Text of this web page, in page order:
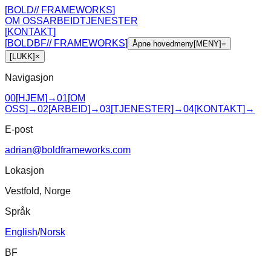
[BOLD// FRAMEWORKS]
OM OSSARBEIDTJENESTER
[KONTAKT]
[BOLDBF//FRAMEWORKS] Åpne hovedmeny[MENY]=
[LUKK] ×
Navigasjon
00[HJEM] →01[OM
OSS] →02[ARBEID] →03[TJENESTER] →04[KONTAKT] →
E-post
adrian@boldframeworks.com
Lokasjon
Vestfold, Norge
Språk
English/Norsk
BF